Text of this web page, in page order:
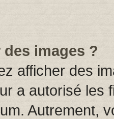
images ?
afficher des
a autorisé
Autrement,